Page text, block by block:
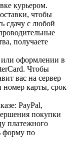
курьером.
чтобы
сдачу с любой
получаете
или оформлении в
Чтобы
вас на сервер
номер карты, срок
PayPal,
покупки
платежного
форму по